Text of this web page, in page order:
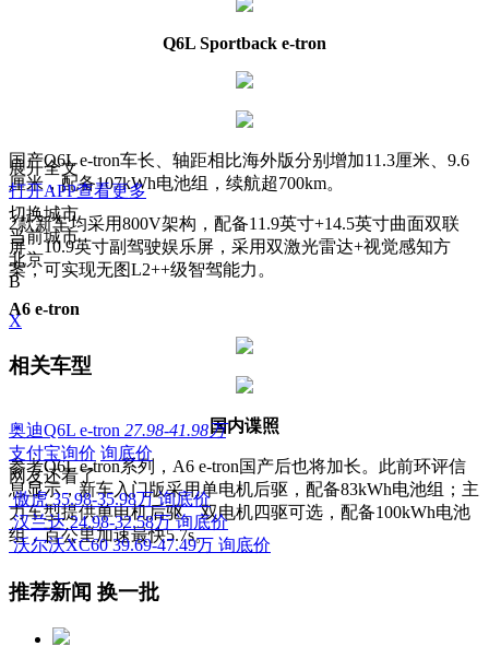
Q6L Sportback e-tron
国产Q6L e-tron车长、轴距相比海外版分别增加11.3厘米、9.6
厘米，配备107kWh电池组，续航超700km。
2款新车均采用800V架构， 配备11.9英寸+14.5英寸曲面双联
屏、10.9英寸副驾驶娱乐屏，采用双激光雷达+视觉感知方
案，可实现无图L2++级智驾能力。
A6 e-tron
国内谍照
参考Q6L e-tron系列，A6 e-tron国产后也将加长。此前环评信
息显示，新车入门版采用单电机后驱，配备83kWh电池组；主
力车型提供单电机后驱、双电机四驱可选，配备100kWh电池
组，百公里加速最快5.7s。
展开全文
打开APP查看更多
切换城市
当前城市
北京
B
X
相关车型
奥迪Q6L e-tron 27.98-41.98万
支付宝询价 询底价
网友还看了
傲虎 35.98-35.98万 询底价
汉兰达 24.98-32.58万 询底价
沃尔沃XC60 39.69-47.49万 询底价
推荐新闻 换一批